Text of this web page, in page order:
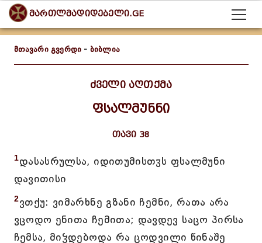
მართლმადიდებელი.GE
მთავარი გვერდი - ბიბლია
ძველი აღთქმა
ფსალმუნნი
თავი 38
1დასასრულსა, იდითუმისთჳს ფსალმუნი
დავითისი
2ვთქუ: ვიმარხნე გზანი ჩემნი, რათა არა
ვცოდო ენითა ჩემითა; დავდევ საცო პირსა
ჩემსა, მიჴდებოდა რა ცოდვილი წინაშე